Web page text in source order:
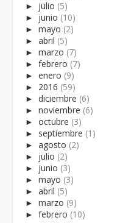
► julio (5)
► junio (10)
► mayo (2)
► abril (5)
► marzo (7)
► febrero (7)
► enero (9)
► 2016 (59)
► diciembre (6)
► noviembre (6)
► octubre (3)
► septiembre (1)
► agosto (2)
► julio (2)
► junio (3)
► mayo (3)
► abril (5)
► marzo (9)
► febrero (10)